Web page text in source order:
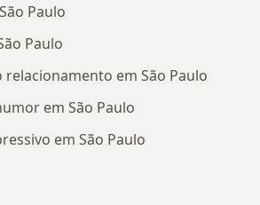
Paulo
Paulo
em São Paulo
em São Paulo
em São Paulo